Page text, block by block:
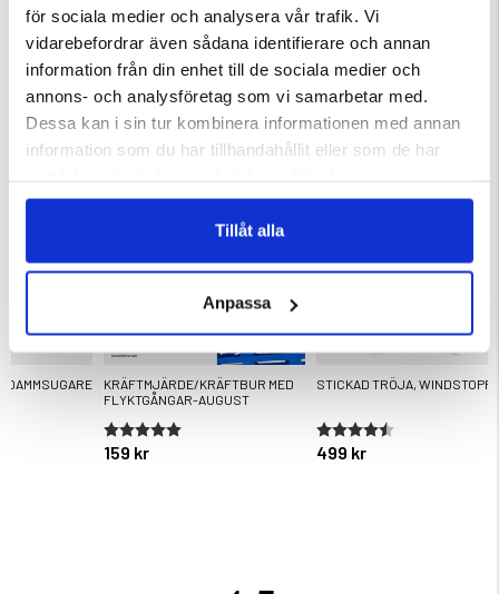
för sociala medier och analysera vår trafik. Vi
vidarebefordrar även sådana identifierare och annan
information från din enhet till de sociala medier och
annons- och analysföretag som vi samarbetar med.
Dessa kan i sin tur kombinera informationen med annan
information som du har tillhandahållit eller som de har
Tillåt alla
Anpassa
299 kr
Betyg:
4.0 utav 5 stjärnor
299 kr
KÖPS OFTA TILLSAMMANS
DAMMSUGARE
KRÄFTMJÄRDE/KRÄFTBUR MED
FLYKTGÅNGAR-AUGUST
159 kr
Betyg:
5.0 utav 5 stjärnor
STICKAD TRÖJA,
499 kr
Betyg:
4.8 utav 5 stjärnor